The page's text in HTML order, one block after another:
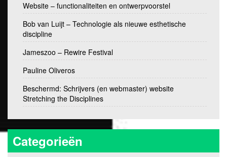
Website – functionaliteiten en ontwerpvoorstel
Bob van Luijt – Technologie als nieuwe esthetische
discipline
Jameszoo – Rewire Festival
Pauline Oliveros
Beschermd: Schrijvers (en webmaster) website
Stretching the Disciplines
Categorieën